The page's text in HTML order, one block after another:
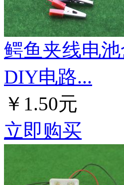
鳄鱼夹线电
DIY电路...
￥1.50元
立即购买